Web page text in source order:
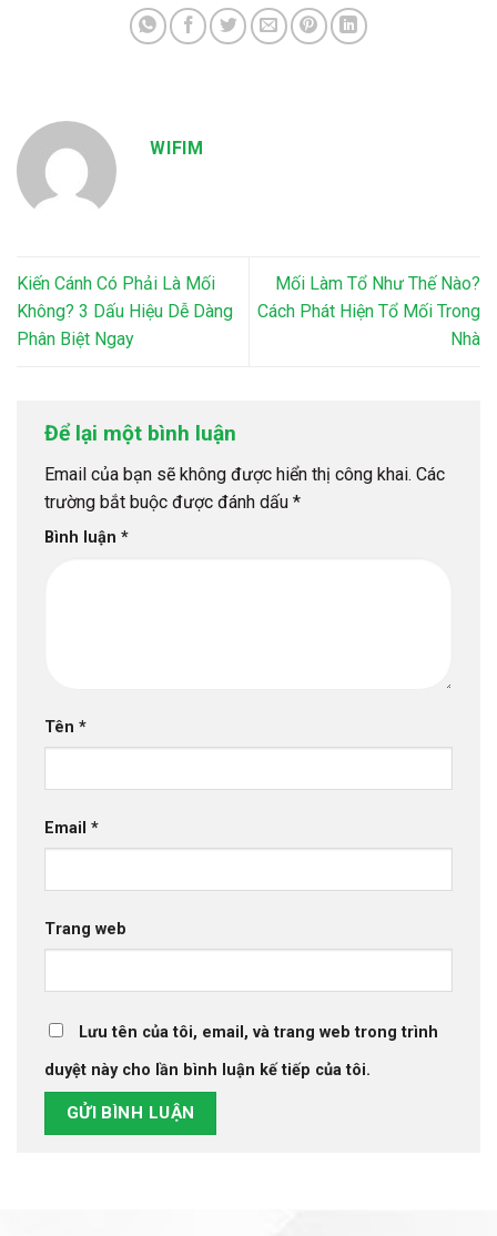
WIFIM
Kiến Cánh Có Phải Là Mối
Không? 3 Dấu Hiệu Dễ Dàng
Phân Biệt Ngay
Mối Làm Tổ Như Thế Nào?
Cách Phát Hiện Tổ Mối Trong
Nhà
Để lại một bình luận
Email của bạn sẽ không được hiển thị công khai. Các
trường bắt buộc được đánh dấu *
Bình luận *
Tên *
Email *
Trang web
Lưu tên của tôi, email, và trang web trong trình
duyệt này cho lần bình luận kế tiếp của tôi.